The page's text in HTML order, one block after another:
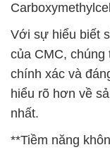
Với sự hiểu biết
của CMC, chúng
chính xác và
hiểu rõ hơn về
nhất.
**Tiềm năng